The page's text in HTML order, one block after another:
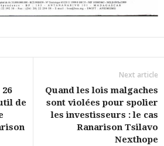
de
Next article
Quand les lois malgaches
sont violées pour spolier
les investisseurs : le cas
Ranarison Tsilavo
Nexthope